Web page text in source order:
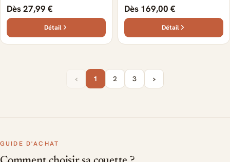
Dès 27,99 €
Détail
Dès 169,00 €
Détail
‹ 1 2 3 ›
GUIDE D'ACHAT